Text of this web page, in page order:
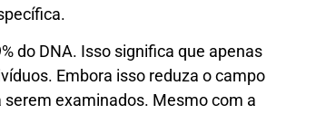
do DNA. Isso significa que apenas
Embora isso reduza o campo
examinados. Mesmo com a